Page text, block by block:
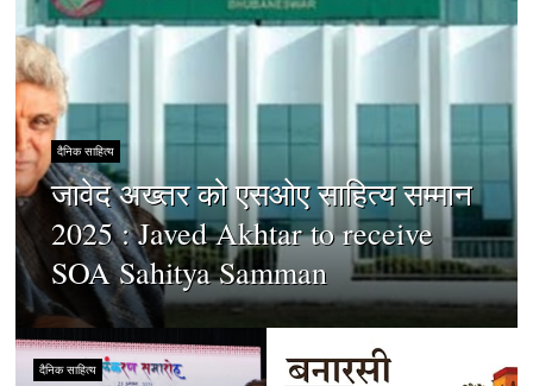
दैनिक साहित्य
जावेद अख्तर को एसओए साहित्य सम्मान
2025 : Javed Akhtar to receive
SOA Sahitya Samman
दैनिक साहित्य